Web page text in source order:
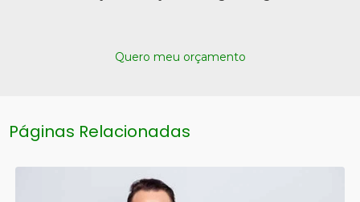
Quero meu orçamento
Páginas Relacionadas